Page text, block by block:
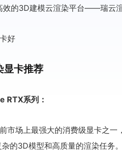
效的3D建模云渲染平台——瑞云渲
显卡推荐
RTX系列：
市场上最强大的消费级显卡之
的3D模型和高质量的渲染任务。